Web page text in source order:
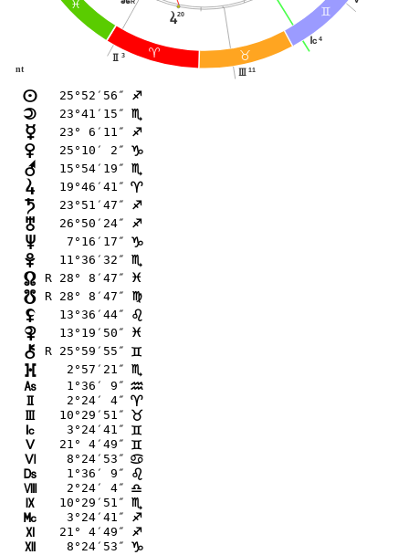
; <
F
3
H
11
I
4
J
s20
R
nt
n 25°52′56″ C
o 23°41′15″ B
p 23° 6′11″ C
q 25°10′ 2″ D
r 15°54′19″ B
s 19°46′41″ ;
t 23°51′47″ C
u 26°50′24″ C
v 7°16′17″ D
w 11°36′32″ B
x R 28° 8′47″ F
y R 28° 8′47″ @
z 13°36′44″ ?
{ 13°19′50″ F
| R 25°59′55″ =
} 2°57′21″ B
G 1°36′ 9″ E
2°24′ 4″ ;
10°29′51″ <
J 3°24′41″ =
K 21° 4′49″ =
L 8°24′53″ >
M 1°36′ 9″ ?
N 2°24′ 4″ A
O 10°29′51″ B
P 3°24′41″ C
Q 21° 4′49″ C
R 8°24′53″ D